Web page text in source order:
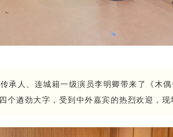
承人、连城籍一级演员李明卿带来了《木
个遒劲大字，受到中外嘉宾的热烈欢迎，现